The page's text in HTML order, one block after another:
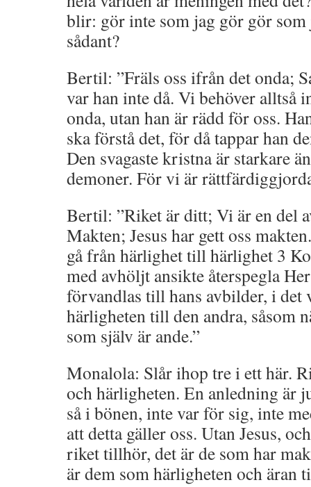
blir: gör inte som jag gör gör som
sådant?
Bertil: ”Fräls oss ifrån det onda;
var han inte då. Vi behöver alltså
onda, utan han är rädd för oss.
ska förstå det, för då tappar han
Den svagaste kristna är starkare
demoner. För vi är
Bertil: ”Riket är ditt; Vi är en del
Makten; Jesus har gett oss
gå från härlighet till härlighet 3
med avhöljt ansikte återspegla
förvandlas till hans avbilder, i det
härligheten till den andra, såsom
som själv är ande.”
Monalola: Slår ihop tre i ett här.
och härligheten. En anledning är
så i bönen, inte var för sig, inte
att detta gäller oss. Utan Jesus,
riket tillhör, det är de som har
är dem som härligheten och äran